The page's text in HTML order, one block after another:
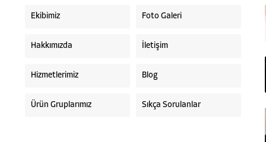
Ekibimiz Foto Galeri
Hakkımızda İletişim
Hizmetlerimiz Blog
Ürün Gruplarımız Sıkça Sorulanlar